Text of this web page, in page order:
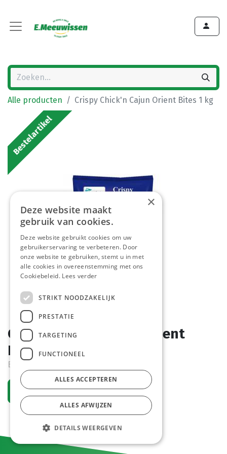
Alle producten Crispy Chick'n Cajun Orient Bites 1 kg
Bestelartikel
Crispy Chick'n Cajun Orient
Bites 1 kg
Bestelartikel
Vraag een account aan
×
Deze website maakt
gebruik van cookies.
Deze website gebruikt cookies om uw
gebruikerservaring te verbeteren. Door
onze website te gebruiken, stemt u in met
alle cookies in overeenstemming met ons
Cookiebeleid. Lees verder
STRIKT NOODZAKELIJK
PRESTATIE
TARGETING
FUNCTIONEEL
ALLES ACCEPTEREN
ALLES AFWIJZEN
DETAILS WEERGEVEN